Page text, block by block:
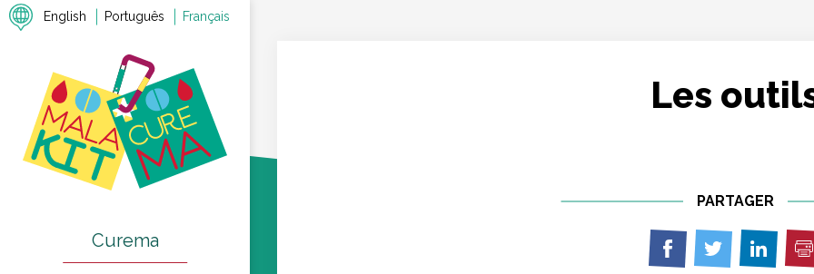
English Português Français
Curema
Les
PARTAGER
PartagerPartagerPartager